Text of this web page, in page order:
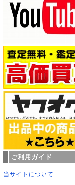
ご利用ガイド
当サイトについて